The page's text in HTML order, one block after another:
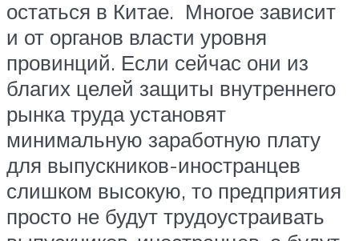
остаться в Китае. Многое зависит
и от органов власти уровня
провинций. Если сейчас они из
благих целей защиты внутреннего
рынка труда установят
минимальную заработную плату
для выпускников-иностранцев
слишком высокую, то предприятия
просто не будут трудоустраивать